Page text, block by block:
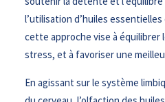
l’utilisation d’huiles
cette approche vise à équilibrer
stress, et à favoriser une
En agissant sur le système